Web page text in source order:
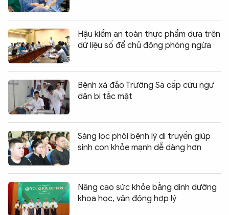
Hậu kiểm an toàn thực phẩm dựa trên
dữ liệu số để chủ động phòng ngừa
Bệnh xá đảo Trường Sa cấp cứu ngư
dân bị tắc mật
Sàng lọc phôi bệnh lý di truyền giúp
sinh con khỏe mạnh dễ dàng hơn
Nâng cao sức khỏe bằng dinh dưỡng
khoa học, vận động hợp lý